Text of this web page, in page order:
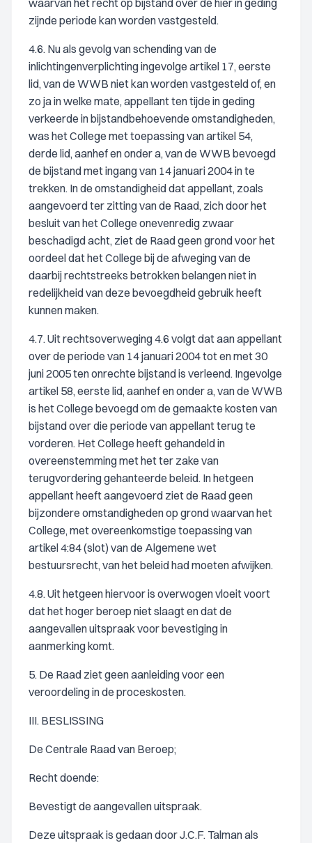
waarvan het recht op bijstand over de hier in geding
zijnde periode kan worden vastgesteld.
4.6. Nu als gevolg van schending van de
inlichtingenverplichting ingevolge artikel 17, eerste
lid, van de WWB niet kan worden vastgesteld of, en
zo ja in welke mate, appellant ten tijde in geding
verkeerde in bijstandbehoevende omstandigheden,
was het College met toepassing van artikel 54,
derde lid, aanhef en onder a, van de WWB bevoegd
de bijstand met ingang van 14 januari 2004 in te
trekken. In de omstandigheid dat appellant, zoals
aangevoerd ter zitting van de Raad, zich door het
besluit van het College onevenredig zwaar
beschadigd acht, ziet de Raad geen grond voor het
oordeel dat het College bij de afweging van de
daarbij rechtstreeks betrokken belangen niet in
redelijkheid van deze bevoegdheid gebruik heeft
kunnen maken.
4.7. Uit rechtsoverweging 4.6 volgt dat aan appellant
over de periode van 14 januari 2004 tot en met 30
juni 2005 ten onrechte bijstand is verleend. Ingevolge
artikel 58, eerste lid, aanhef en onder a, van de WWB
is het College bevoegd om de gemaakte kosten van
bijstand over die periode van appellant terug te
vorderen. Het College heeft gehandeld in
overeenstemming met het ter zake van
terugvordering gehanteerde beleid. In hetgeen
appellant heeft aangevoerd ziet de Raad geen
bijzondere omstandigheden op grond waarvan het
College, met overeenkomstige toepassing van
artikel 4:84 (slot) van de Algemene wet
bestuursrecht, van het beleid had moeten afwijken.
4.8. Uit hetgeen hiervoor is overwogen vloeit voort
dat het hoger beroep niet slaagt en dat de
aangevallen uitspraak voor bevestiging in
aanmerking komt.
5. De Raad ziet geen aanleiding voor een
veroordeling in de proceskosten.
III. BESLISSING
De Centrale Raad van Beroep;
Recht doende:
Bevestigt de aangevallen uitspraak.
Deze uitspraak is gedaan door J.C.F. Talman als